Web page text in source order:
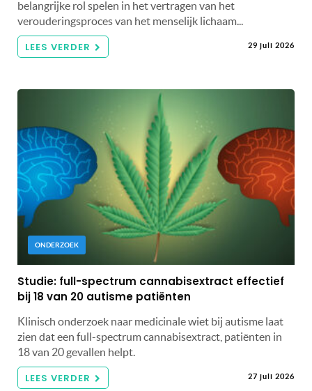
belangrijke rol spelen in het vertragen van het
verouderingsproces van het menselijk lichaam...
LEES VERDER 29 juli 2026
ONDERZOEK
Studie: full-spectrum cannabisextract effectief
bij 18 van 20 autisme patiënten
Klinisch onderzoek naar medicinale wiet bij autisme laat
zien dat een full-spectrum cannabisextract, patiënten in
18 van 20 gevallen helpt.
LEES VERDER 27 juli 2026